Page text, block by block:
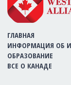
ГЛАВНАЯ
ИНФОРМАЦИЯ ОБ
ОБРАЗОВАНИЕ
ВСЕ О КАНАДЕ